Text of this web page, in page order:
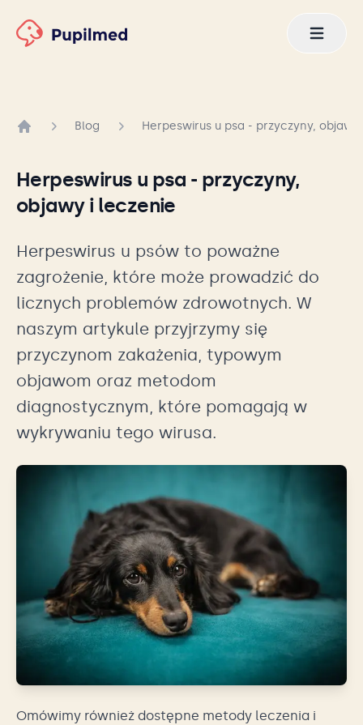
Blog Herpeswirus u psa - przyczyny,
Herpeswirus u psa - przyczyny,
objawy i leczenie
Herpeswirus u psów to poważne
zagrożenie, które może prowadzić do
licznych problemów zdrowotnych. W
naszym artykule przyjrzymy się
przyczynom zakażenia, typowym
objawom oraz metodom
diagnostycznym, które pomagają w
wykrywaniu tego wirusa.
Omówimy również dostępne metody leczenia i